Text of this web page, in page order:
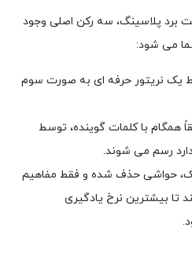
برد پلاسینگ، سه رکن اصلی وجود
می شود:
یک نریتور حرفه ای به صورت سوم
همگام با کلمات گوینده، توسط
رسم می شوند.
حواشی حذف شده و فقط مفاهیم
تا بیشترین نرخ یادگیری